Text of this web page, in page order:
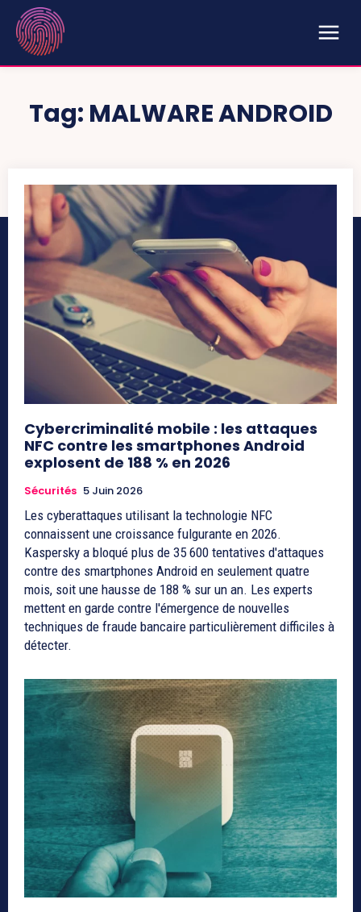
Tag: MALWARE ANDROID
Cybercriminalité mobile : les attaques
NFC contre les smartphones Android
explosent de 188 % en 2026
Sécurités 5 Juin 2026
Les cyberattaques utilisant la technologie NFC
connaissent une croissance fulgurante en 2026.
Kaspersky a bloqué plus de 35 600 tentatives d'attaques
contre des smartphones Android en seulement quatre
mois, soit une hausse de 188 % sur un an. Les experts
mettent en garde contre l'émergence de nouvelles
techniques de fraude bancaire particulièrement difficiles à
détecter.